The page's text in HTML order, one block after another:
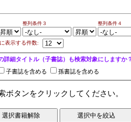
整列条件３ 整列条件４
表示する件数:
詳細タイトル（子書誌）も検索対象にしますか
子書誌を含める 孫書誌を含める
ボタンをクリックしてください。